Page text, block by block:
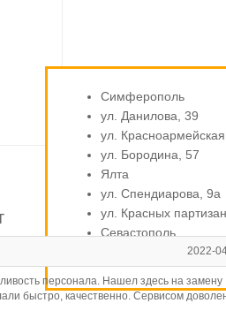
2022-
персонала. Нашел здесь на замену
быстро, качественно. Сервисом
Симферополь
ул. Данилова, 39
ул.
ул. Бородина, 57
Ялта
ул. Спендиарова, 9а
ул. Красных
Севастополь
ул. Индустриальная